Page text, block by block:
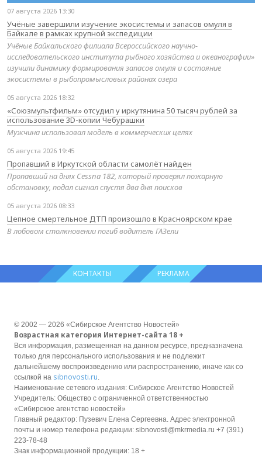
07 августа 2026 13:30
Учёные завершили изучение экосистемы и запасов омуля в
Байкале в рамках крупной экспедиции
Учёные Байкальского филиала Всероссийского научно-
исследовательского института рыбного хозяйства и океанографии»
изучили динамику формирования запасов омуля и состояние
экосистемы в рыбопромысловых районах озера
05 августа 2026 18:32
«Союзмультфильм» отсудил у иркутянина 50 тысяч рублей за
использование 3D-копии Чебурашки
Мужчина использовал модель в коммерческих целях
05 августа 2026 19:45
Пропавший в Иркутской области самолёт найден
Пропавший на днях Cessna 182, который проверял пожарную
обстановку, подал сигнал спустя два дня поисков
05 августа 2026 08:33
Цепное смертельное ДТП произошло в Красноярском крае
В лобовом столкновении погиб водитель ГАЗели
КОНТАКТЫ РЕКЛАМА
© 2002 — 2026 «Сибирское Агентство Новостей»
Возрастная категория Интернет-сайта 18 +
Вся информация, размещенная на данном ресурсе, предназначена
только для персонального использования и не подлежит
дальнейшему воспроизведению или распространению, иначе как со
ссылкой на sibnovosti.ru
Наименование сетевого издания: Сибирское Агентство Новостей
Учредитель: Общество с ограниченной ответственностью
«Сибирское агентство новостей»
Главный редактор: Пузевич Елена Сергеевна. Адрес электронной
почты и номер телефона редакции: sibnovosti@mkrmedia.ru +7 (391)
223-78-48
Знак информационной продукции: 18 +